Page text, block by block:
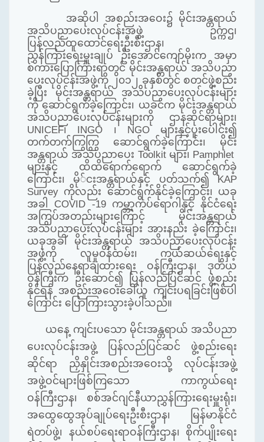
အဆိုပါ အစည်းအဝေး၌ မိုင်းအန္တရာယ်
အသိပညာပေးလုပ်ငန်းအဖွဲ့ ဥက္ကဌ၊
ပြန်လည်ထူထောင်ရေးဦးစီးဌာန၊
ညွှန်ကြားရေးမှူးချုပ် ဦးအောင်ကျော်မိုးက အမှာ
စကားပြောကြားရာတွင် မိုင်းအန္တရာယ် အသိပညာ
ပေးလုပ်ငန်းအဖွဲ့ကို ၂၀၁၂ ခုနှစ်တွင် စတင်ဖွဲ့စည်း
ခဲ့ပြီး မိုင်းအန္တရာယ် အသိပညာပေးလုပ်ငန်းများ
ကို ဆောင်ရွက်ခဲ့ကြောင်း၊ ယခင်က မိုင်းအန္တရာယ်
အသိပညာပေးလုပ်ငန်းများကို ဌာနဆိုင်ရာများ၊
UNICEF၊ INGO ၊ NGO များနှင့်ပူးပေါင်း၍
တက်တက်ကြွကြွ ဆောင်ရွက်ခဲ့ကြောင်း၊ မိုင်း
အန္တရာယ် အသိပညာပေး Toolkit များ၊ Pamphlet
များနှင့် ထိထိရောက်ရောက် ဆောင်ရွက်ခဲ့
ကြောင်း၊ မို်ငးအန္တရာယ်နှင့် ပတ်သက်၍ KAP
Survey ကိုလည်း ဆောင်ရွက်နိုင်ခဲ့ကြောင်း၊ ယခု
အခါ COVID -19 ကမ္ဘာ့ကပ်ရောဂါနှင့် နိုင်ငံရေး
အကြပ်အတည်းများကြောင့် မိုင်းအန္တရာယ်
အသိပညာပေးလုပ်ငန်းများ အားနည်း ခဲ့ကြောင်း၊
ယခုအခါ မိုင်းအန္တရာယ် အသိပညာပေးလုပ်ငန်း
အဖွဲ့ကို လူမှုဝန်ထမ်း၊ ကယ်ဆယ်ရေးနှင့်
ပြန်လည်နေရာချထားရေး ဝန်ကြီးဌာန၊ ဒုတိယ
ဝန်ကြီးက ဦးဆောင်၍ ပြန်လည်ပြင်ဆင် ဖွဲ့စည်း
နိုင်ရန် အစည်းအဝေးခေါ်ယူ ကျင်းပရခြင်းဖြစ်ပါ
ကြောင်း ပြောကြားသွားခဲ့ပါသည်။
ယနေ့ ကျင်းပသော မိုင်းအန္တရာယ် အသိပညာ
ပေးလုပ်ငန်းအဖွဲ့ ပြန်လည်ပြင်ဆင် ဖွဲ့စည်းရေး
ဆိုင်ရာ ညှိနှိုင်းအစည်းအဝေးသို့ လုပ်ငန်းအဖွဲ့
အဖွဲ့ဝင်များဖြစ်ကြသော ကာကွယ်ရေး
ဝန်ကြီးဌာန၊ စစ်အင်ဂျင်နီယာညွှန်ကြားရေးမှူးရုံး၊
အထွေထွေအုပ်ချုပ်ရေးဦးစီးဌာန၊ မြန်မာနိုင်ငံ
ရဲတပ်ဖွဲ့၊ နယ်စပ်ရေးရာဝန်ကြီးဌာန၊ စိုက်ပျိုးရေး